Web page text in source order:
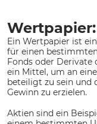
Wertpapier:
Ein Wertpapier ist
für einen
Fonds oder Derivate
ein Mittel, um an
beteiligt zu sein und
Gewinn zu erzielen.
Aktien sind ein